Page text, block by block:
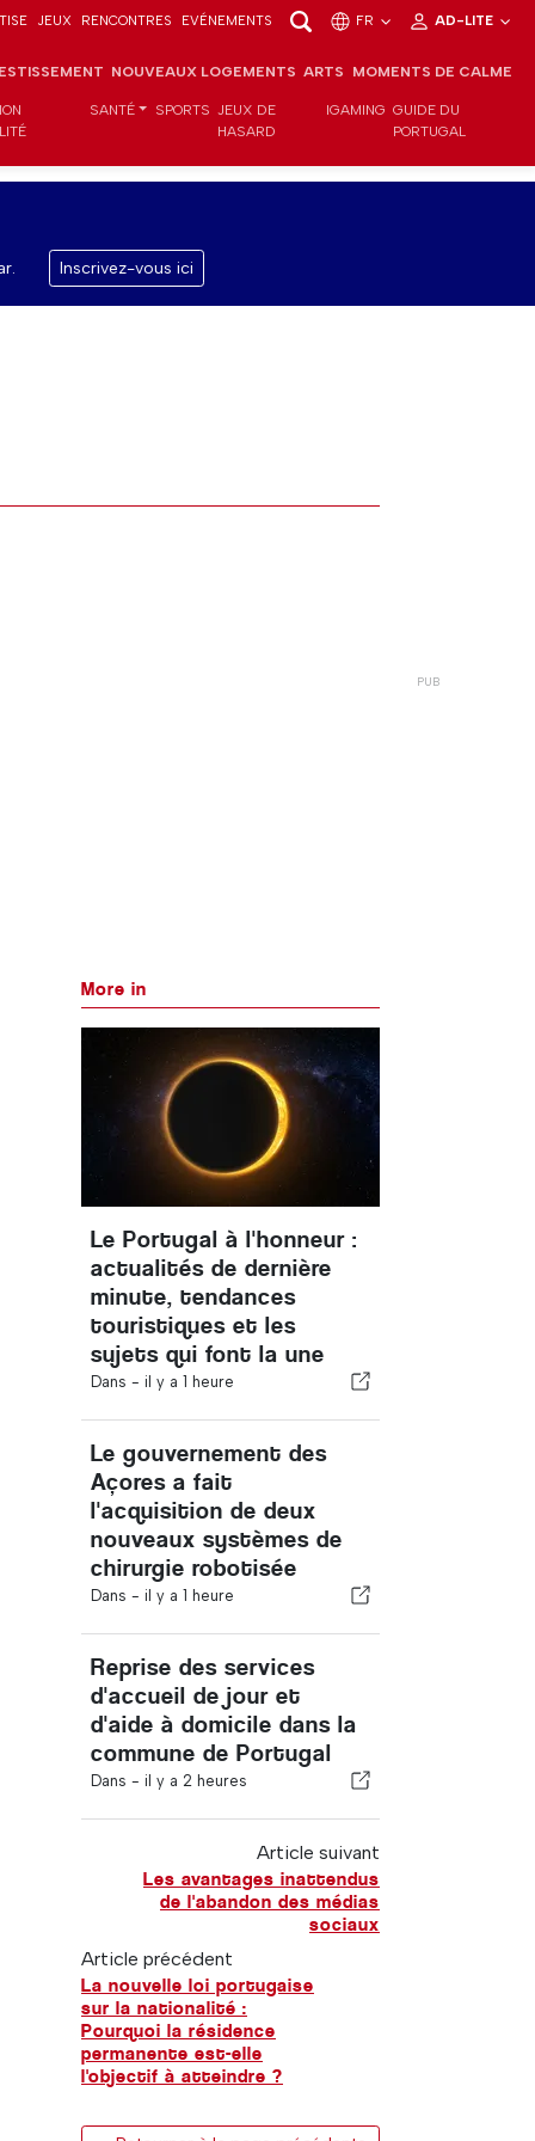
JEUX RENCONTRES EVÉNEMENTS FR AD-LITE
NOUVEAUX LOGEMENTS ARTS MOMENTS DE CALME
SANTÉ SPORTS JEUX DE
HASARD
IGAMING GUIDE DU
PORTUGAL
Inscrivez-vous ici
More in
Le Portugal à l'honneur :
actualités de dernière
minute, tendances
touristiques et les
sujets qui font la une
Dans - il y a 1 heure
Le gouvernement des
Açores a fait
l'acquisition de deux
nouveaux systèmes de
chirurgie robotisée
Dans - il y a 1 heure
Reprise des services
d'accueil de jour et
d'aide à domicile dans la
commune de Portugal
Dans - il y a 2 heures
Article suivant
Les avantages inattendus
de l'abandon des médias
sociaux
Article précédent
La nouvelle loi portugaise
sur la nationalité :
Pourquoi la résidence
permanente est-elle
l'objectif à atteindre ?